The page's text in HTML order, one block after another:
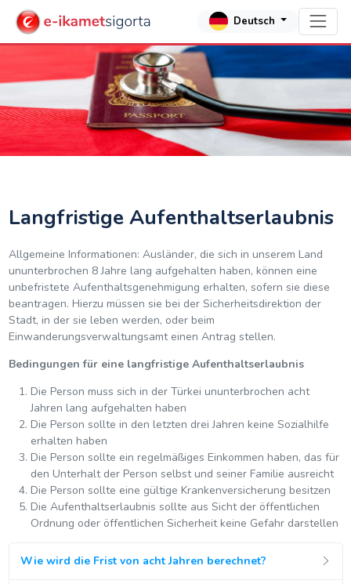
Deutsch
Langfristige Aufenthaltserlaubnis
Allgemeine Informationen: Ausländer, die sich in unserem Land
ununterbrochen 8 Jahre lang aufgehalten haben, können eine
unbefristete Aufenthaltsgenehmigung erhalten, sofern sie diese
beantragen. Hierzu müssen sie bei der Sicherheitsdirektion der
Stadt, in der sie leben werden, oder beim
Einwanderungsverwaltungsamt einen Antrag stellen.
Bedingungen für eine langfristige Aufenthaltserlaubnis
Die Person muss sich in der Türkei ununterbrochen acht
Jahren lang aufgehalten haben
Die Person sollte in den letzten drei Jahren keine Sozialhilfe
erhalten haben
Die Person sollte ein regelmäßiges Einkommen haben, das für
den Unterhalt der Person selbst und seiner Familie ausreicht
Die Person sollte eine gültige Krankenversicherung besitzen
Die Aufenthaltserlaubnis sollte aus Sicht der öffentlichen
Ordnung oder öffentlichen Sicherheit keine Gefahr darstellen
Wie wird die Frist von acht Jahren berechnet?